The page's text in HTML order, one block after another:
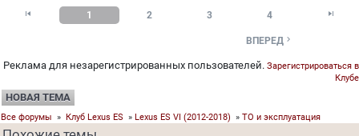
 1 2 3 4 
ВПЕРЕД 
Реклама для незарегистрированных пользователей. Зарегистрироваться в
Клубе
НОВАЯ ТЕМА
Все форумы » Клуб Lexus ES » Lexus ES VI (2012-2018) » ТО и эксплуатация